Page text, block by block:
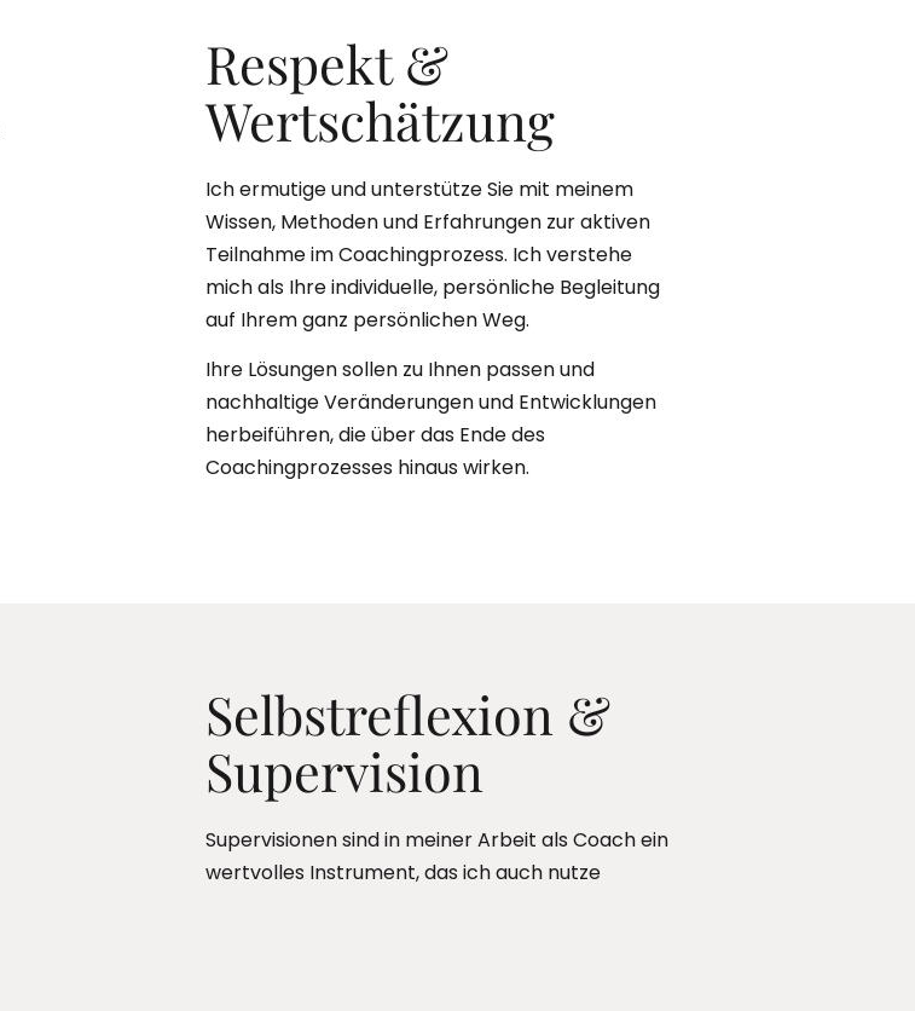
Respekt &
Wertschätzung
Ich ermutige und unterstütze Sie mit meinem
Wissen, Methoden und Erfahrungen zur aktiven
Teilnahme im Coachingprozess. Ich verstehe
mich als Ihre individuelle, persönliche Begleitung
auf Ihrem ganz persönlichen Weg.
Ihre Lösungen sollen zu Ihnen passen und
nachhaltige Veränderungen und Entwicklungen
herbeiführen, die über das Ende des
Coachingprozesses hinaus wirken.
Selbstreflexion &
Supervision
Supervisionen sind in meiner Arbeit als Coach ein
wertvolles Instrument, das ich auch nutze